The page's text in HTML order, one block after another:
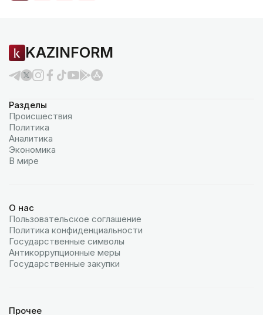
KAZINFORM
Разделы
Происшествия
Политика
Аналитика
Экономика
В мире
О нас
Пользовательское соглашение
Политика конфиденциальности
Государственные символы
Антикоррупционные меры
Государственные закупки
Прочее